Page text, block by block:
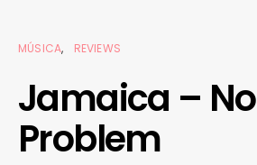
MÚSICA REVIEWS
Jamaica – No
Problem